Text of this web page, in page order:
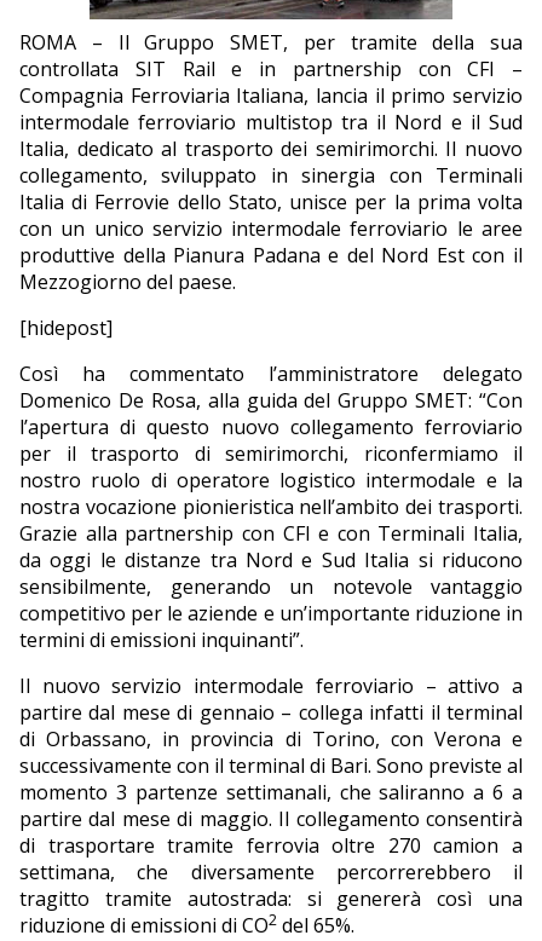
ROMA – Il Gruppo SMET, per tramite della sua
controllata SIT Rail e in partnership con CFI –
Compagnia Ferroviaria Italiana, lancia il primo servizio
intermodale ferroviario multistop tra il Nord e il Sud
Italia, dedicato al trasporto dei semirimorchi. Il nuovo
collegamento, sviluppato in sinergia con Terminali
Italia di Ferrovie dello Stato, unisce per la prima volta
con un unico servizio intermodale ferroviario le aree
produttive della Pianura Padana e del Nord Est con il
Mezzogiorno del paese.
[hidepost]
Così ha commentato l’amministratore delegato
Domenico De Rosa, alla guida del Gruppo SMET: “Con
l’apertura di questo nuovo collegamento ferroviario
per il trasporto di semirimorchi, riconfermiamo il
nostro ruolo di operatore logistico intermodale e la
nostra vocazione pionieristica nell’ambito dei trasporti.
Grazie alla partnership con CFI e con Terminali Italia,
da oggi le distanze tra Nord e Sud Italia si riducono
sensibilmente, generando un notevole vantaggio
competitivo per le aziende e un’importante riduzione in
termini di emissioni inquinanti”.
Il nuovo servizio intermodale ferroviario – attivo a
partire dal mese di gennaio – collega infatti il terminal
di Orbassano, in provincia di Torino, con Verona e
successivamente con il terminal di Bari. Sono previste al
momento 3 partenze settimanali, che saliranno a 6 a
partire dal mese di maggio. Il collegamento consentirà
di trasportare tramite ferrovia oltre 270 camion a
settimana, che diversamente percorrerebbero il
tragitto tramite autostrada: si genererà così una
riduzione di emissioni di CO2 del 65%.